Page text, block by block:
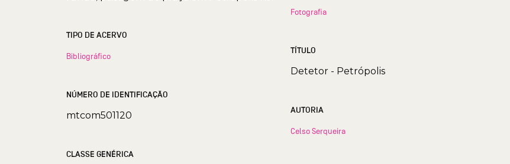
TIPO DE ACERVO
Bibliográfico
NÚMERO DE IDENTIFICAÇÃO
mtcom501120
CLASSE GENÉRICA
Fotografia
TÍTULO
Detetor - Petrópolis
AUTORIA
Celso Serqueira